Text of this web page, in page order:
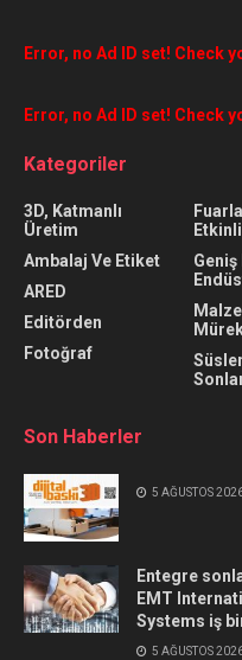
Error, no Ad ID set! Check
Error, no Ad ID set! Check
Kategoriler
3D, Katmanlı
Üretim
Ambalaj Ve Etiket
ARED
Editörden
Fotoğraf
Son Haberler
5 AĞUSTOS
Entegre
EMT
Systems iş
5 AĞUSTOS